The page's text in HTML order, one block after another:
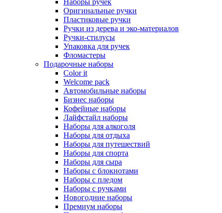
Наборы ручек
Оригинальные ручки
Пластиковые ручки
Ручки из дерева и эко-материалов
Ручки-стилусы
Упаковка для ручек
Фломастеры
Подарочные наборы
Color it
Welcome pack
Автомобильные наборы
Бизнес наборы
Кофейные наборы
Лайфстайл наборы
Наборы для алкоголя
Наборы для отдыха
Наборы для путешествий
Наборы для спорта
Наборы для сыра
Наборы с блокнотами
Наборы с пледом
Наборы с ручками
Новогодние наборы
Премиум наборы